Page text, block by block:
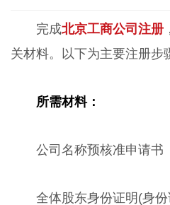
完成北京工商公司注册
关材料。以下为主要注册步
所需材料：
公司名称预核准申请书
全体股东身份证明(身